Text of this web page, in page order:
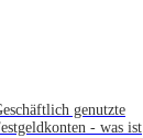
genutzte
- was ist